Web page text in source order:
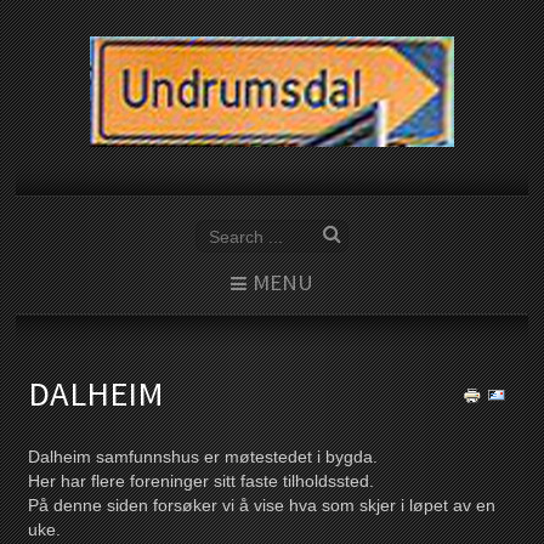
MENU
DALHEIM
Dalheim samfunnshus er møtestedet i bygda.
Her har flere foreninger sitt faste tilholdssted.
På denne siden forsøker vi å vise hva som skjer i løpet av en
uke.